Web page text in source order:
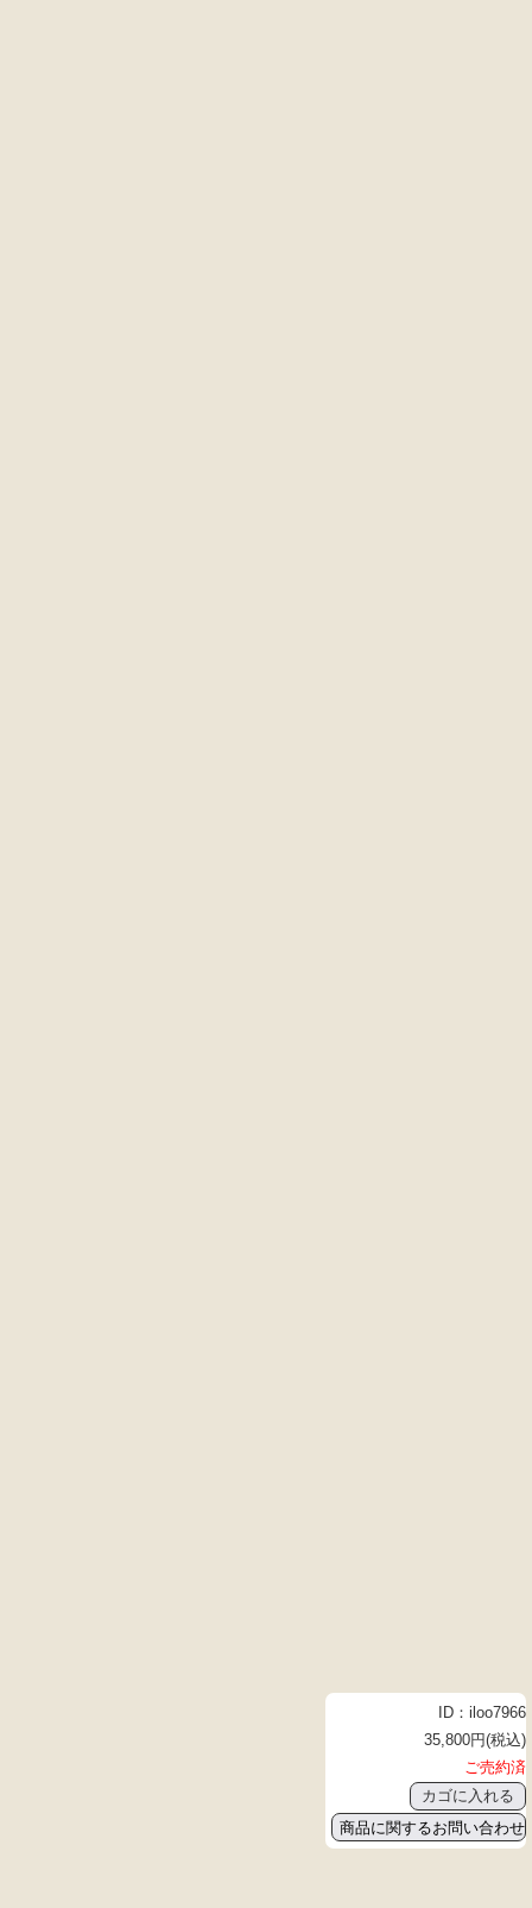
ID：iloo7966
35,800円(税込)
ご売約済
商品に関するお問い合わせ